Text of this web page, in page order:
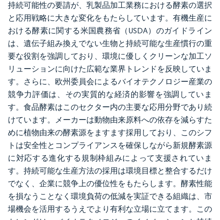
持続可能性の要請が、乳製品加工業務における酵素の選択
と応用戦略に大きな変化をもたらしています。有機生産に
おける酵素に関する米国農務省（USDA）のガイドライン
は、遺伝子組み換えでない生物と持続可能な生産慣行の重
要な役割を強調しており、環境に優しくクリーンな加工ソ
リューションに向けた広範な業界トレンドを反映していま
す。さらに、欧州委員会によるバイオテクノロジー産業の
競争力評価は、その実質的な経済的影響を強調していま
す。食品酵素はこのセクター内の主要な応用分野であり続
けています。メーカーは動物由来原料への依存を減らすた
めに植物由来の酵素源をますます採用しており、このシフ
トは安全性とコンプライアンスを確保しながら新規酵素源
に対応する進化する規制枠組みによって支援されていま
す。持続可能な生産方法の採用は環境目標と整合するだけ
でなく、企業に競争上の優位性をもたらします。酵素性能
を損なうことなく環境負荷の低減を実証できる組織は、市
場機会を活用するうえでより有利な立場に立てます。この